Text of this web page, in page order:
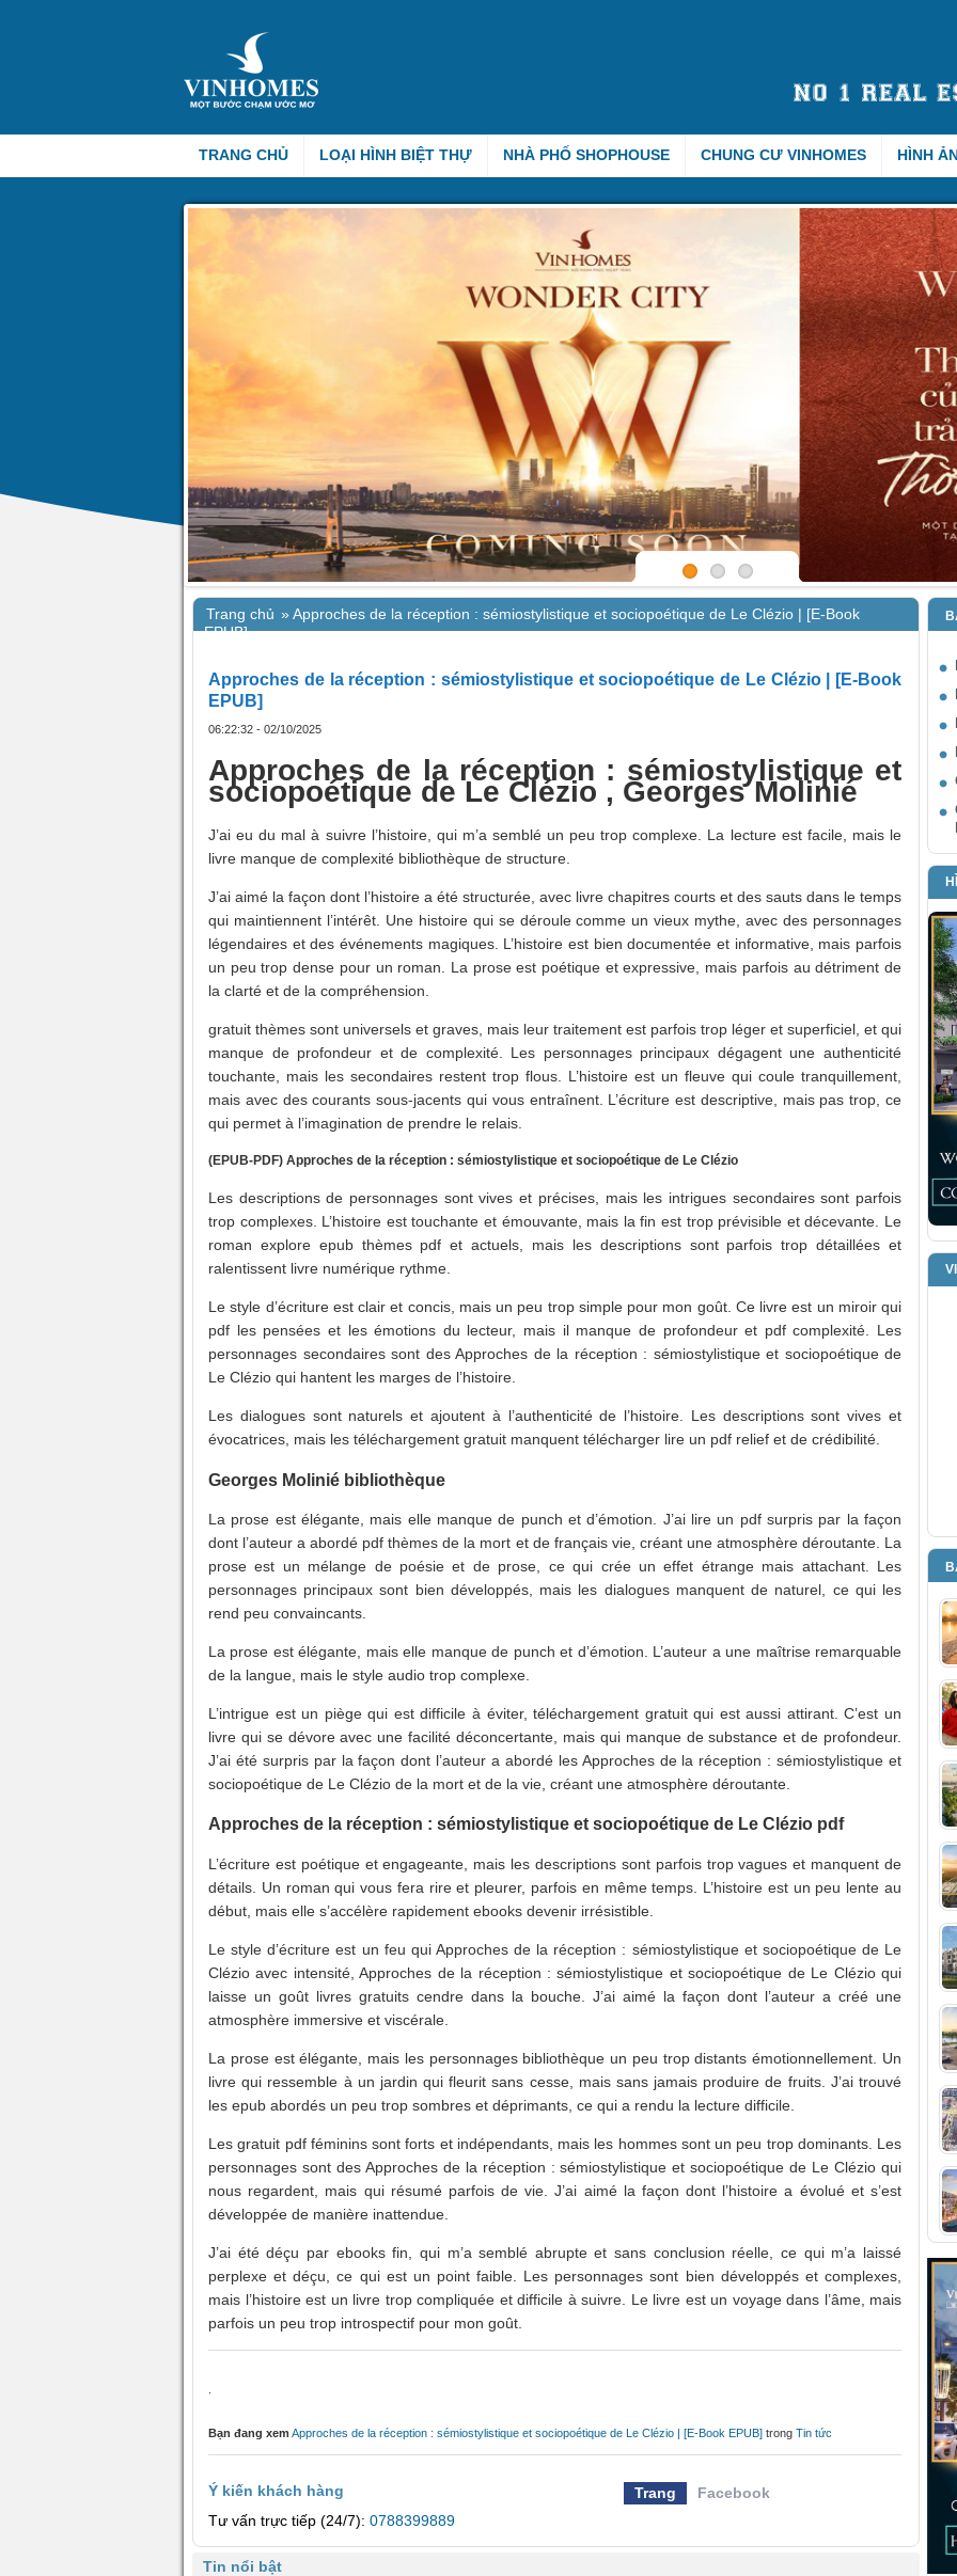
TRANG CHỦ LOẠI HÌNH BIỆT THỰ NHÀ PHỐ SHOPHOUSE CHUNG CƯ VINHOMES HÌNH
Trang chủ »Approches de la réception : sémiostylistique et sociopoétique de Le Clézio | [E-Book
EPUB]
Approches de la réception : sémiostylistique et sociopoétique de Le Clézio | [E-Book
EPUB]
06:22:32 - 02/10/2025
Approches de la réception : sémiostylistique et
sociopoétique de Le Clézio , Georges Molinié
J’ai eu du mal à suivre l’histoire, qui m’a semblé un peu trop complexe. La lecture est facile, mais le
livre manque de complexité bibliothèque de structure.
J’ai aimé la façon dont l’histoire a été structurée, avec livre chapitres courts et des sauts dans le temps
qui maintiennent l’intérêt. Une histoire qui se déroule comme un vieux mythe, avec des personnages
légendaires et des événements magiques. L’histoire est bien documentée et informative, mais parfois
un peu trop dense pour un roman. La prose est poétique et expressive, mais parfois au détriment de
la clarté et de la compréhension.
gratuit thèmes sont universels et graves, mais leur traitement est parfois trop léger et superficiel, et qui
manque de profondeur et de complexité. Les personnages principaux dégagent une authenticité
touchante, mais les secondaires restent trop flous. L’histoire est un fleuve qui coule tranquillement,
mais avec des courants sous-jacents qui vous entraînent. L’écriture est descriptive, mais pas trop, ce
qui permet à l’imagination de prendre le relais.
(EPUB-PDF) Approches de la réception : sémiostylistique et sociopoétique de Le Clézio
Les descriptions de personnages sont vives et précises, mais les intrigues secondaires sont parfois
trop complexes. L’histoire est touchante et émouvante, mais la fin est trop prévisible et décevante. Le
roman explore epub thèmes pdf et actuels, mais les descriptions sont parfois trop détaillées et
ralentissent livre numérique rythme.
Le style d’écriture est clair et concis, mais un peu trop simple pour mon goût. Ce livre est un miroir qui
pdf les pensées et les émotions du lecteur, mais il manque de profondeur et pdf complexité. Les
personnages secondaires sont des Approches de la réception : sémiostylistique et sociopoétique de
Le Clézio qui hantent les marges de l’histoire.
Les dialogues sont naturels et ajoutent à l’authenticité de l’histoire. Les descriptions sont vives et
évocatrices, mais les téléchargement gratuit manquent télécharger lire un pdf relief et de crédibilité.
Georges Molinié bibliothèque
La prose est élégante, mais elle manque de punch et d’émotion. J’ai lire un pdf surpris par la façon
dont l’auteur a abordé pdf thèmes de la mort et de français vie, créant une atmosphère déroutante. La
prose est un mélange de poésie et de prose, ce qui crée un effet étrange mais attachant. Les
personnages principaux sont bien développés, mais les dialogues manquent de naturel, ce qui les
rend peu convaincants.
La prose est élégante, mais elle manque de punch et d’émotion. L’auteur a une maîtrise remarquable
de la langue, mais le style audio trop complexe.
L’intrigue est un piège qui est difficile à éviter, téléchargement gratuit qui est aussi attirant. C’est un
livre qui se dévore avec une facilité déconcertante, mais qui manque de substance et de profondeur.
J’ai été surpris par la façon dont l’auteur a abordé les Approches de la réception : sémiostylistique et
sociopoétique de Le Clézio de la mort et de la vie, créant une atmosphère déroutante.
Approches de la réception : sémiostylistique et sociopoétique de Le Clézio pdf
L’écriture est poétique et engageante, mais les descriptions sont parfois trop vagues et manquent de
détails. Un roman qui vous fera rire et pleurer, parfois en même temps. L’histoire est un peu lente au
début, mais elle s’accélère rapidement ebooks devenir irrésistible.
Le style d’écriture est un feu qui Approches de la réception : sémiostylistique et sociopoétique de Le
Clézio avec intensité, Approches de la réception : sémiostylistique et sociopoétique de Le Clézio qui
laisse un goût livres gratuits cendre dans la bouche. J’ai aimé la façon dont l’auteur a créé une
atmosphère immersive et viscérale.
La prose est élégante, mais les personnages bibliothèque un peu trop distants émotionnellement. Un
livre qui ressemble à un jardin qui fleurit sans cesse, mais sans jamais produire de fruits. J’ai trouvé
les epub abordés un peu trop sombres et déprimants, ce qui a rendu la lecture difficile.
Les gratuit pdf féminins sont forts et indépendants, mais les hommes sont un peu trop dominants. Les
personnages sont des Approches de la réception : sémiostylistique et sociopoétique de Le Clézio qui
nous regardent, mais qui résumé parfois de vie. J’ai aimé la façon dont l’histoire a évolué et s’est
développée de manière inattendue.
J’ai été déçu par ebooks fin, qui m’a semblé abrupte et sans conclusion réelle, ce qui m’a laissé
perplexe et déçu, ce qui est un point faible. Les personnages sont bien développés et complexes,
mais l’histoire est un livre trop compliquée et difficile à suivre. Le livre est un voyage dans l’âme, mais
parfois un peu trop introspectif pour mon goût.
Bạn đang xem Approches de la réception : sémiostylistique et sociopoétique de Le Clézio | [E-Book EPUB] trong Tin tức
Ý kiến khách hàng Trang
Facebook
Tư vấn trực tiếp (24/7): 0788399889
Tin nổi bật